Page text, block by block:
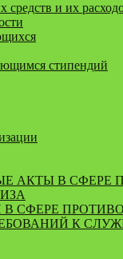
и их
стипендий
АКТЫ В СФЕРЕ
СФЕРЕ
К